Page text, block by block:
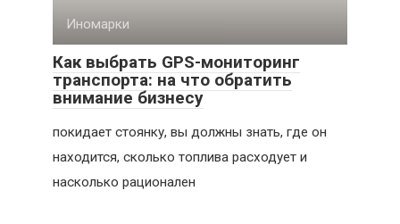
Иномарки
Как выбрать GPS-мониторинг
транспорта: на что обратить
внимание бизнесу
покидает стоянку, вы должны знать, где он
находится, сколько топлива расходует и
насколько рационален